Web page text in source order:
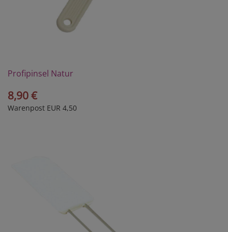
Profipinsel Natur
8,90 €
Warenpost EUR 4,50